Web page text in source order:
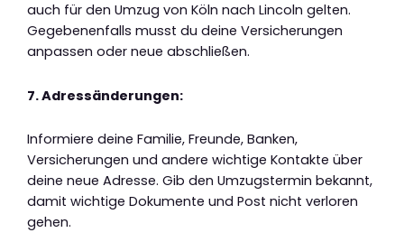
auch für den Umzug von Köln nach Lincoln gelten.
Gegebenenfalls musst du deine Versicherungen
anpassen oder neue abschließen.
7. Adressänderungen:
Informiere deine Familie, Freunde, Banken,
Versicherungen und andere wichtige Kontakte über
deine neue Adresse. Gib den Umzugstermin bekannt,
damit wichtige Dokumente und Post nicht verloren
gehen.